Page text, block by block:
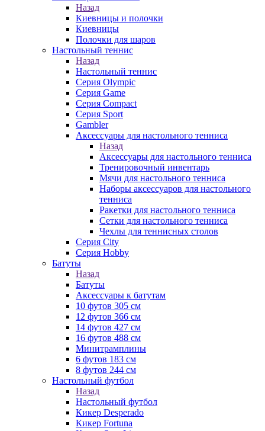
Назад
Киевницы и полочки
Киевницы
Полочки для шаров
Настольный теннис
Назад
Настольный теннис
Серия Olympic
Серия Game
Серия Compact
Серия Sport
Gambler
Аксессуары для настольного тенниса
Назад
Аксессуары для настольного тенниса
Тренировочный инвентарь
Мячи для настольного тенниса
Наборы аксессуаров для настольного
тенниса
Ракетки для настольного тенниса
Сетки для настольного тенниса
Чехлы для теннисных столов
Серия City
Серия Hobby
Батуты
Назад
Батуты
Аксессуары к батутам
10 футов 305 см
12 футов 366 см
14 футов 427 см
16 футов 488 см
Минитрамплины
6 футов 183 см
8 футов 244 см
Настольный футбол
Назад
Настольный футбол
Кикер Desperado
Кикер Fortuna